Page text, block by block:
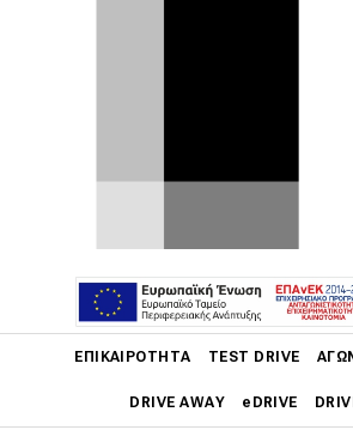
ΕΠΙΚΑΙΡΌΤΗΤΑ TEST DRIVE
DRIVE AWAY eDRIVE